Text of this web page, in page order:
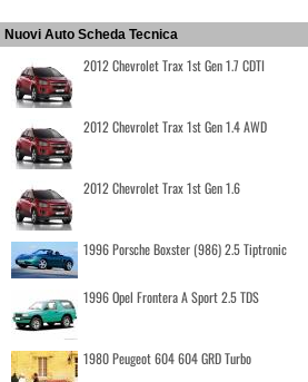
Nuovi Auto Scheda Tecnica
2012 Chevrolet Trax 1st Gen 1.7 CDTI
2012 Chevrolet Trax 1st Gen 1.4 AWD
2012 Chevrolet Trax 1st Gen 1.6
1996 Porsche Boxster (986) 2.5 Tiptronic
1996 Opel Frontera A Sport 2.5 TDS
1980 Peugeot 604 604 GRD Turbo